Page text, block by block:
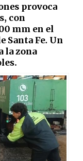
provoca
con
mm en el
Santa Fe. Un
la zona